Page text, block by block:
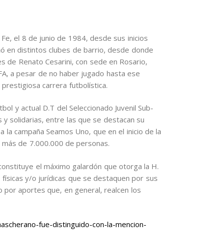
el 8 de junio de 1984, desde sus inicios
en distintos clubes de barrio, desde donde
de Renato Cesarini, con sede en Rosario,
a pesar de no haber jugado hasta ese
carrera futbolística.
y actual D.T del Seleccionado Juvenil Sub-
solidarias, entre las que se destacan su
campaña Seamos Uno, que en el inicio de la
de 7.000.000 de personas.
el máximo galardón que otorga la H.
y/o jurídicas que se destaquen por sus
por aportes que, en general, realcen los
fue-distinguido-con-la-mencion-